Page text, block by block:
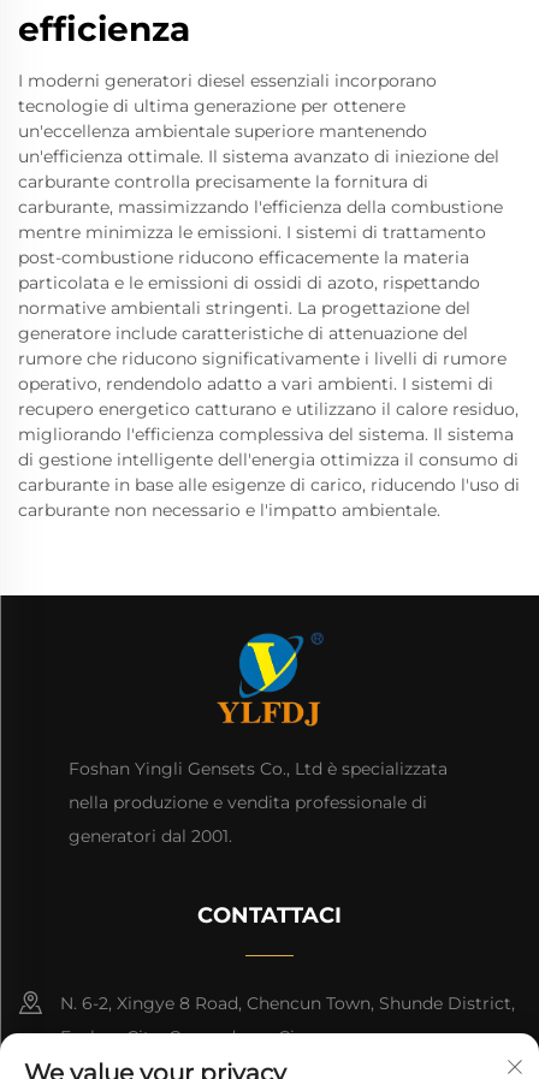
efficienza
I moderni generatori diesel essenziali incorporano
tecnologie di ultima generazione per ottenere
un'eccellenza ambientale superiore mantenendo
un'efficienza ottimale. Il sistema avanzato di iniezione del
carburante controlla precisamente la fornitura di
carburante, massimizzando l'efficienza della combustione
mentre minimizza le emissioni. I sistemi di trattamento
post-combustione riducono efficacemente la materia
particolata e le emissioni di ossidi di azoto, rispettando
normative ambientali stringenti. La progettazione del
generatore include caratteristiche di attenuazione del
rumore che riducono significativamente i livelli di rumore
operativo, rendendolo adatto a vari ambienti. I sistemi di
recupero energetico catturano e utilizzano il calore residuo,
migliorando l'efficienza complessiva del sistema. Il sistema
di gestione intelligente dell'energia ottimizza il consumo di
carburante in base alle esigenze di carico, riducendo l'uso di
carburante non necessario e l'impatto ambientale.
Foshan Yingli Gensets Co., Ltd è specializzata
nella produzione e vendita professionale di
generatori dal 2001.
CONTATTACI
N. 6-2, Xingye 8 Road, Chencun Town, Shunde District,
Foshan City, Guangdong, Cina.
We value your privacy